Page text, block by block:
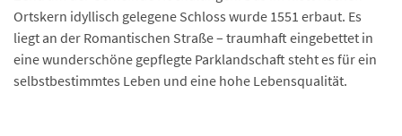
Ortskern idyllisch gelegene Schloss wurde 1551 erbaut. Es
liegt an der Romantischen Straße – traumhaft eingebettet in
eine wunderschöne gepflegte Parklandschaft steht es für ein
selbstbestimmtes Leben und eine hohe Lebensqualität.